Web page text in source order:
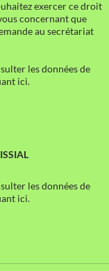
exercer ce droit
concernant que
au secrétariat
les données de
ici.
les données de
ici.